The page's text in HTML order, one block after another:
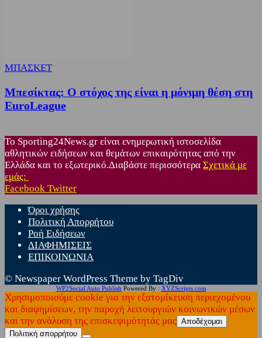
ΜΠΑΣΚΕΤ
Μπεσίκτας: Ο στόχος της είναι η μόνιμη θέση στη
EuroLeague
Το Sporting24News.gr είναι ενημερωτική ιστοσελίδα
αθλητικών ειδήσεων και θεμάτων επικαιρότητας από την
Ελλάδα και το εξωτερικό.Διαβάστε περισσότερα Σχετικά με
εμάς:
Facebook Twitter
Όροι χρήσης
Πολιτική Απορρήτου
Ροή Ειδήσεων
ΔΙΑΦΗΜΙΣΕΙΣ
ΕΠΙΚΟΙΝΩΝΙΑ
© Newspaper WordPress Theme by TagDiv
WP2Social Auto Publish Powered By : XYZScripts.com
Χρησιμοποιούμε cookie για την εξατομίκευση περιεχομένου
και διαφημίσεων, την παροχή λειτουργιών κοινωνικών μέσων
και την ανάλυση της επισκεψιμότητάς μας Αποδέχομαι
Πολιτική απορρήτου